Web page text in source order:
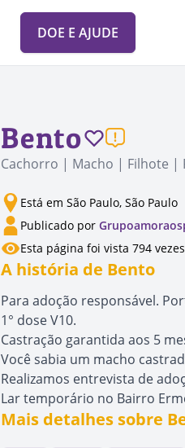
DOE E AJUDE
Bento
Cachorro | Macho | Filhote |
Está em São Paulo, São Paulo
Publicado por
Esta página foi vista 794 vezes
A história de Bento
Para adoção responsável.
1° dose V10.
Castração garantida aos 5
Você sabia um macho
Realizamos entrevista de
Lar temporário no Bairro
Mais detalhes sobre